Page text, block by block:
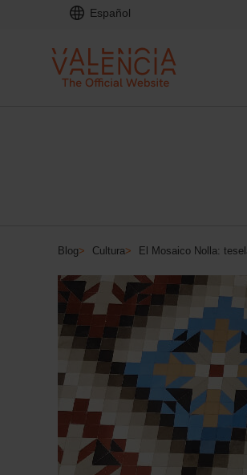
Español
Blog> Cultura> El Mosaico Nolla: